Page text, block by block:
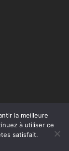
la meilleure
à utiliser ce
satisfait.